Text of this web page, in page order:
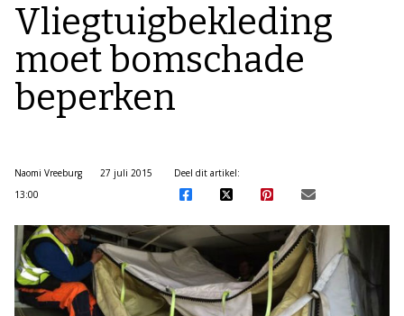
Vliegtuigbekleding
moet bomschade
beperken
Naomi Vreeburg
27 juli 2015
13:00
Deel dit artikel: